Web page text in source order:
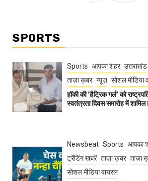
SPORTS
Sports आपका शहर उत्तराखंड
ताज़ा ख़बर न्यूज़ सोशल मीडिया
हॉकी की ‘हैट्रिक गर्ल’ को
स्वतंत्रता दिवस समारोह में शामिल
Newsbeat Sports आपका
ट्रेंडिंग खबरें ताज़ा ख़बर ताज़ा
सोशल मीडिया वायरल